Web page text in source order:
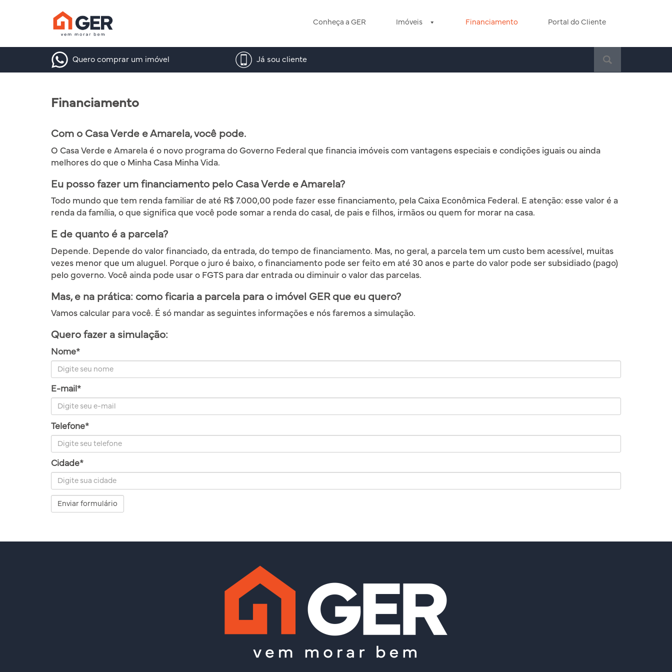
Conheça a GER Imóveis Financiamento Portal do Cliente
Quero comprar um imóvel Já sou cliente
a
:
Financiamento
Com o Casa Verde e Amarela, você pode.
O Casa Verde e Amarela é o novo programa do Governo Federal que financia imóveis com vantagens especiais e condições iguais ou ainda
melhores do que o Minha Casa Minha Vida.
Eu posso fazer um financiamento pelo Casa Verde e Amarela?
Todo mundo que tem renda familiar de até R$ 7.000,00 pode fazer esse financiamento, pela Caixa Econômica Federal. E atenção: esse valor é a
renda da família, o que significa que você pode somar a renda do casal, de pais e filhos, irmãos ou quem for morar na casa.
E de quanto é a parcela?
Depende. Depende do valor financiado, da entrada, do tempo de financiamento. Mas, no geral, a parcela tem um custo bem acessível, muitas
vezes menor que um aluguel. Porque o juro é baixo, o financiamento pode ser feito em até 30 anos e parte do valor pode ser subsidiado (pago)
pelo governo. Você ainda pode usar o FGTS para dar entrada ou diminuir o valor das parcelas.
Mas, e na prática: como ficaria a parcela para o imóvel GER que eu quero?
Vamos calcular para você. É só mandar as seguintes informações e nós faremos a simulação.
Quero fazer a simulação:
Nome*
E-mail*
Telefone*
Cidade*